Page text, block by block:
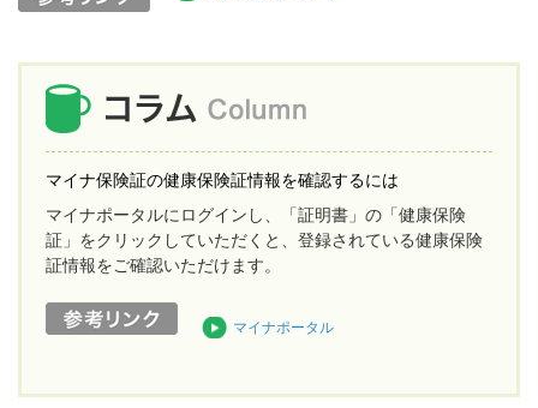
マイナ保険証の健康保険証情報を確認するには
マイナポータルにログインし、「証明書」の「健康保険
証」をクリックしていただくと、登録されている健康保険
証情報をご確認いただけます。
マイナポータル